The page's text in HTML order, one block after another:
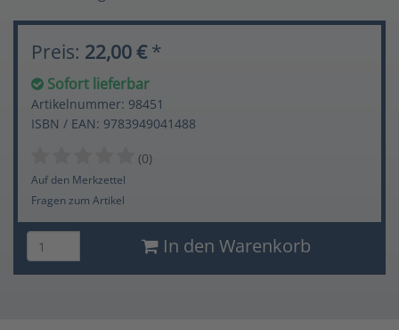
Preis: 22,00 € *
Sofort lieferbar
Artikelnummer: 98451
ISBN / EAN: 9783949041488
(0)
Auf den Merkzettel
Fragen zum Artikel
In den Warenkorb